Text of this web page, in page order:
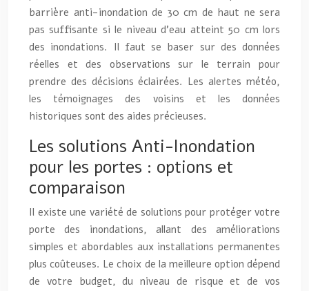
barrière anti-inondation de 30 cm de haut ne sera
pas suffisante si le niveau d’eau atteint 50 cm lors
des inondations. Il faut se baser sur des données
réelles et des observations sur le terrain pour
prendre des décisions éclairées. Les alertes météo,
les témoignages des voisins et les données
historiques sont des aides précieuses.
Les solutions Anti-Inondation
pour les portes : options et
comparaison
Il existe une variété de solutions pour protéger votre
porte des inondations, allant des améliorations
simples et abordables aux installations permanentes
plus coûteuses. Le choix de la meilleure option dépend
de votre budget, du niveau de risque et de vos